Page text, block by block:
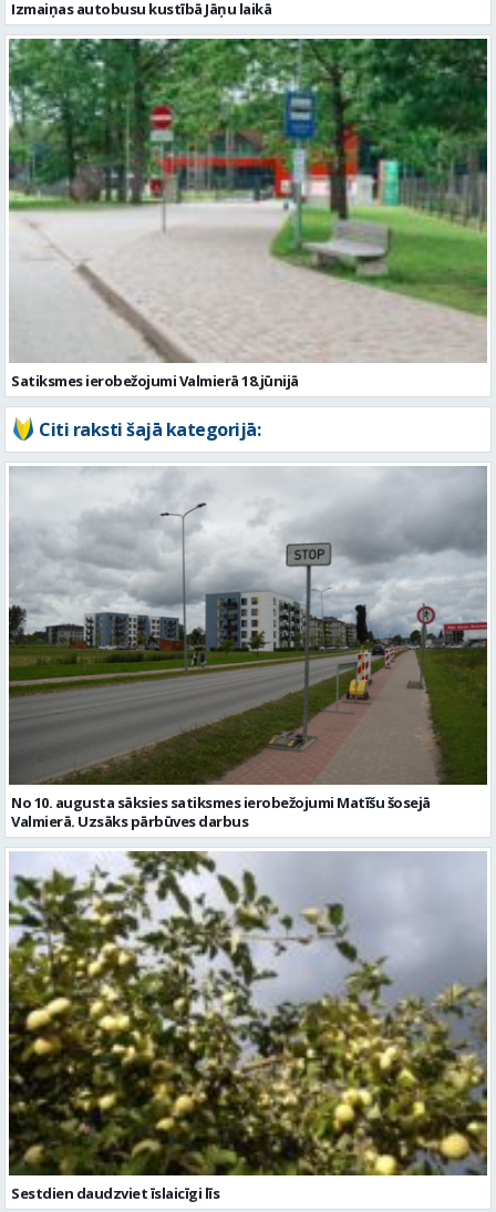
Satiksmes ierobežojumi Valmierā 18.jūnijā
Citi raksti šajā kategorijā:
No 10. augusta sāksies satiksmes ierobežojumi Matīšu šosejā
Valmierā. Uzsāks pārbūves darbus
Sestdien daudzviet īslaicīgi līs